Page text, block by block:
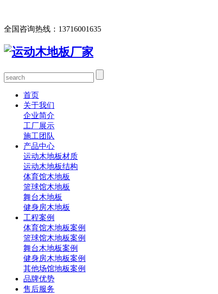
全国咨询热线： 13716001635
首页
关于我们
企业简介
工厂展示
施工团队
产品中心
运动木地板材质
运动木地板结构
体育馆木地板
篮球馆木地板
舞台木地板
健身房木地板
工程案例
体育馆木地板案例
篮球馆木地板案例
舞台木地板案例
健身房木地板案例
其他场馆地板案例
品牌优势
售后服务